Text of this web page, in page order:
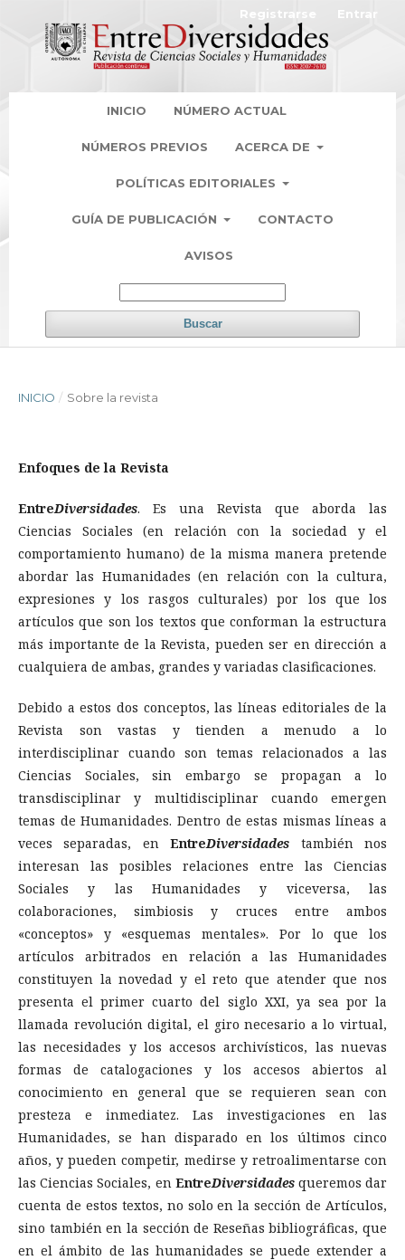
INICIO NÚMERO ACTUAL
NÚMEROS PREVIOS ACERCA DE
POLÍTICAS EDITORIALES
GUÍA DE PUBLICACIÓN CONTACTO
AVISOS
Buscar
Registrarse Entrar
INICIO / Sobre la revista
Enfoques de la Revista
EntreDiversidades. Es una Revista que aborda las
Ciencias Sociales (en relación con la sociedad y el
comportamiento humano) de la misma manera pretende
abordar las Humanidades (en relación con la cultura,
expresiones y los rasgos culturales) por los que los
artículos que son los textos que conforman la estructura
más importante de la Revista, pueden ser en dirección a
cualquiera de ambas, grandes y variadas clasificaciones.
Debido a estos dos conceptos, las líneas editoriales de la
Revista son vastas y tienden a menudo a lo
interdisciplinar cuando son temas relacionados a las
Ciencias Sociales, sin embargo se propagan a lo
transdisciplinar y multidisciplinar cuando emergen
temas de Humanidades. Dentro de estas mismas líneas a
veces separadas, enEntreDiversidades
también nos
interesan las posibles relaciones entre las Ciencias
Sociales y las Humanidades y viceversa, las
colaboraciones, simbiosis y cruces entre ambos
«conceptos» y «esquemas mentales». Por lo que los
artículos arbitrados en relación a las Humanidades
constituyen la novedad y el reto que atender que nos
presenta el primer cuarto del siglo XXI, ya sea por la
llamada revolución digital, el giro necesario a lo virtual,
las necesidades y los accesos archivísticos, las nuevas
formas de catalogaciones y los accesos abiertos al
conocimiento en general que se requieren sean con
presteza e inmediatez. Las investigaciones en las
Humanidades, se han disparado en los últimos cinco
años, y pueden competir, medirse y retroalimentarse con
las Ciencias Sociales, en EntreDiversidadesqueremos dar
cuenta de estos textos, no solo en la sección de Artículos,
sino también en la sección de Reseñas bibliográficas, que
en el ámbito de las humanidades se puede extender a